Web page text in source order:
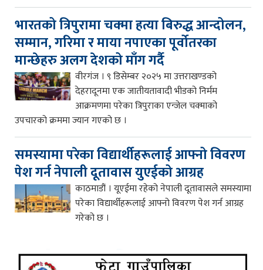
भारतको त्रिपुरामा चक्मा हत्या बिरुद्ध आन्दोलन,
सम्मान, गरिमा र माया नपाएका पूर्वोतरका
मान्छेहरु अलग देशको माँग गर्दै
वीरगंज । ९ डिसेम्बर २०२५ मा उत्तराखण्डको
देहरादूनमा एक जातीयतावादी भीडको निर्मम
आक्रमणमा परेका त्रिपुराका एन्जेल चक्माको
उपचारको क्रममा ज्यान गएको छ ।
समस्यामा परेका विद्यार्थीहरूलाई आफ्नो विवरण
पेश गर्न नेपाली दूतावास युएईको आग्रह
काठमाडौं । यूएईमा रहेको नेपाली दूतावासले समस्यामा
परेका विद्यार्थीहरूलाई आफ्नो विवरण पेश गर्न आग्रह
गरेको छ ।